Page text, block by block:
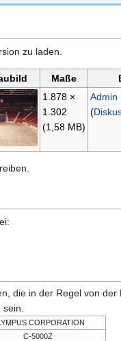
zu laden.
Maße
1.878 ×
1.302
(1,58 MB)
Admin
(
die in der Regel von
CORPORATION
C-5000Z